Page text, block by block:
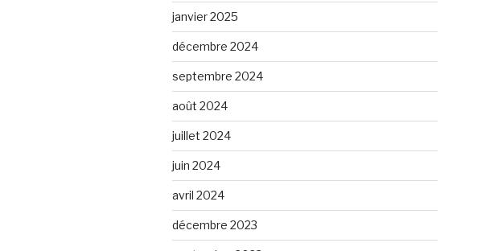
janvier 2025
décembre 2024
septembre 2024
août 2024
juillet 2024
juin 2024
avril 2024
décembre 2023